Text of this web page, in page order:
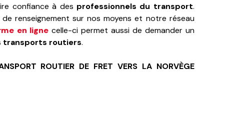
confiance à des professionnels du transport.
renseignement sur nos moyens et notre réseau
en ligne celle-ci permet aussi de demander un
transports routiers.
ROUTIER DE FRET VERS LA NORVÈGE